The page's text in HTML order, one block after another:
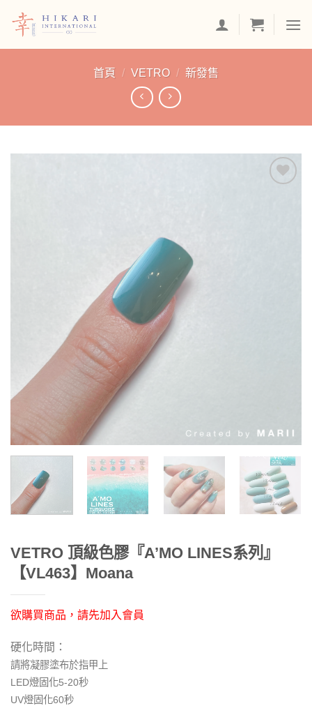
首頁 / VETRO / 新發售
VETRO 頂級色膠『A’MO LINES系列』
【VL463】Moana
欲購買商品，請先加入會員
硬化時間：
請將凝膠塗布於指甲上
LED燈固化5-20秒
UV燈固化60秒